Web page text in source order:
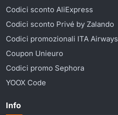
Codici sconto AliExpress
Codici sconto Privé by Zalando
Codici promozionali ITA Airways
Coupon Unieuro
Codici promo Sephora
YOOX Code
Info